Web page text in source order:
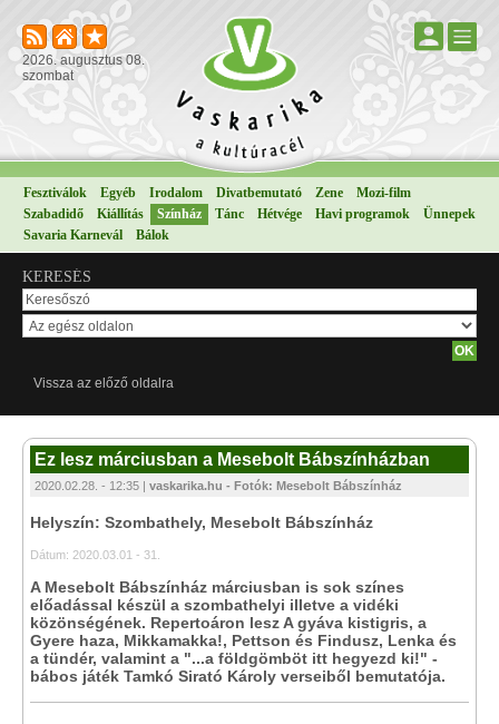
2026. augusztus 08.
szombat
Fesztiválok Egyéb Irodalom Divatbemutató Zene
Mozi-film
Szabadidő
Kiállítás Színház Tánc Hétvége Havi programok
Ünnepek
Savaria Karnevál
Bálok
KERESÉS
Vissza az előző oldalra
Ez lesz márciusban a Mesebolt Bábszínházban
2020.02.28. - 12:35 | vaskarika.hu - Fotók: Mesebolt Bábszínház
Helyszín: Szombathely, Mesebolt Bábszínház
Dátum: 2020.03.01 - 31.
A Mesebolt Bábszínház márciusban is sok színes
előadással készül a szombathelyi illetve a vidéki
közönségének. Repertoáron lesz A gyáva kistigris, a
Gyere haza, Mikkamakka!, Pettson és Findusz, Lenka és
a tündér, valamint a "...a földgömböt itt hegyezd ki!" -
bábos játék Tamkó Sirató Károly verseiből bemutatója.